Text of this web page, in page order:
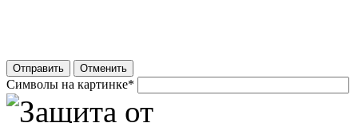
Отправить Отменить
Символы на картинке*